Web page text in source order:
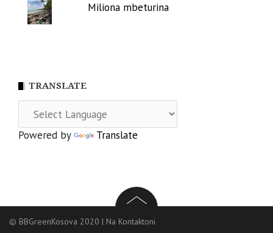
Miliona mbeturina
TRANSLATE
Powered by Translate
© BBGreenKosova 2020 | Na Kontaktoni